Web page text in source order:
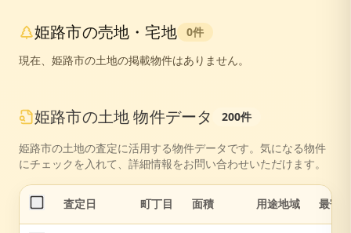
姫路市の売地・宅地 0件
現在、 姫路市の土地の掲載物件はありません。
姫路市の土地 物件データ 200件
姫路市の土地の査定に活用する物件データです。気になる物件
にチェックを入れて、詳細情報をお問い合わせいただけます。
査定日 町丁目 面積 用途地域 最寄駅